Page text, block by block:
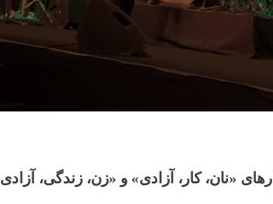
«نان، کار، آزادی» و «زن، زندگی،